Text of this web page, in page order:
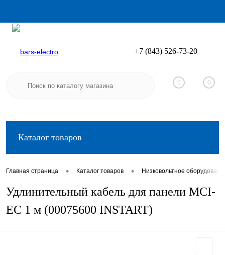
Вход
+7 (843) 526-73-20
0 0
Каталог товаров
Главная страница • Каталог товаров • Низковольтное
Удлинительный кабель для панели MCI-
EC 1 м (00075600 INSTART)